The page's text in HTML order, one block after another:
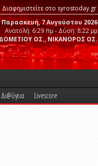
Διαφημιστείτε στο syrostoday.gr
Παρασκευή, 7 Αυγούστου 2026
Ανατολή: 6:29 πμ - Δύση: 8:22 μμ
ΔΟΜΕΤΙΟΥ ΟΣ., ΝΙΚΑΝΟΡΟΣ ΟΣ.
Δι@ύγεια Livescore